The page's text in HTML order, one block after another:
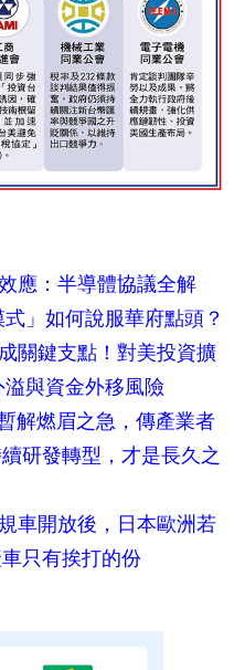
應：半導體協議全解
」如何說服華府點頭？
關鍵支點！對美投資擴
與資金外移風險
解燃眉之急，傳產業者
研發轉型，才是長久之
車開放後，日本歐洲若
只有挨打的份